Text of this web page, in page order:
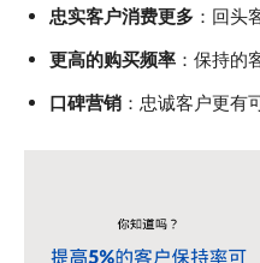
忠实客户消费更多 ：回头
更高的购买频率 ：保持的
口碑营销 ：忠诚客户更有